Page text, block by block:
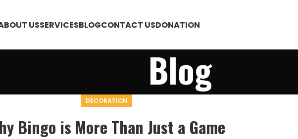
USSERVICESBLOGCONTACT USDONATION
Blog
DECORATION
Bingo is More Than Just a Game